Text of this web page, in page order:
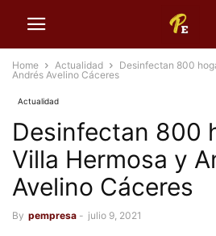
Home Actualidad
Desinfectan 800
Andrés Avelino Cáceres
Actualidad
Desinfectan 800
Villa Hermosa y
Avelino Cáceres
By pempresa - julio 9, 2021